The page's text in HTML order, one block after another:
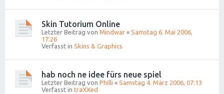
Skin Tutorium Online
Letzter Beitrag von Mindwar « Samstag 6. Mai 2006,
17:26
Verfasst in Skins & Graphics
hab noch ne idee fürs neue spiel
Letzter Beitrag von Philli « Samstag 4. März 2006, 07:13
Verfasst in traXXed